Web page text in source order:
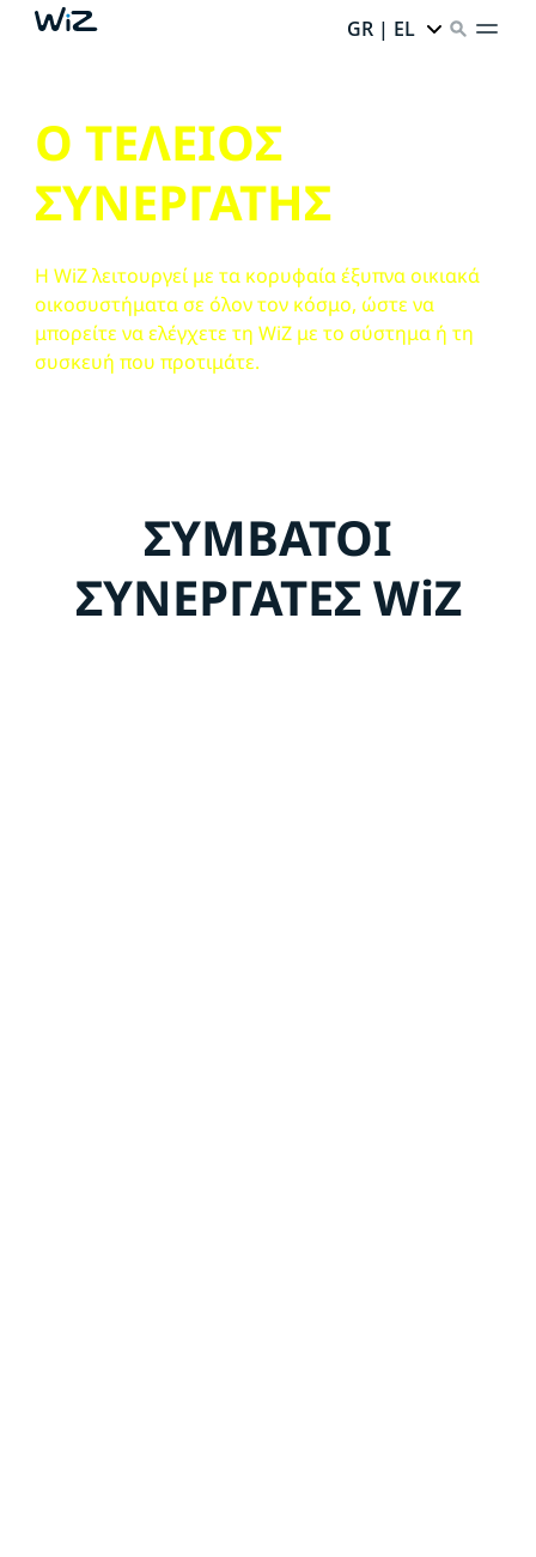
GR | EL
Ο ΤΕΛΕΙΟΣ
ΣΥΝΕΡΓΑΤΗΣ
Η WiZ λειτουργεί με τα κορυφαία έξυπνα οικιακά
οικοσυστήματα σε όλον τον κόσμο, ώστε να
μπορείτε να ελέγχετε τη WiZ με το σύστημα ή τη
συσκευή που προτιμάτε.
ΣΥΜΒΑΤΟΙ
ΣΥΝΕΡΓΑΤΕΣ WiZ